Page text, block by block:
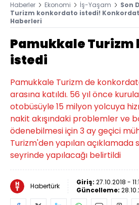
Haberler Ekonomi İş-Yaşam
Son
Turizm konkordato istedi!
Haberleri
Pamukkale
istedi
Pamukkale Turizm de
arasına katıldı. 56 yıl önce
otobüsüyle 15 milyon yolcuya
nakit akışındaki problemler ve
ödenebilmesi için 3 ay geçici
Turizm'den yapılan
seyrinde yapılacağı belirtildi
Habertürk Giriş: 27.10.2018 -
Güncelleme: